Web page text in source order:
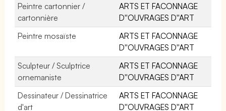
Peintre cartonnier /
cartonnière
ARTS ET FACONNAGE
D''OUVRAGES D''ART
Peintre mosaïste
ARTS ET FACONNAGE
D''OUVRAGES D''ART
Sculpteur / Sculptrice
ornemaniste
ARTS ET FACONNAGE
D''OUVRAGES D''ART
Dessinateur / Dessinatrice
d'art
ARTS ET FACONNAGE
D''OUVRAGES D''ART